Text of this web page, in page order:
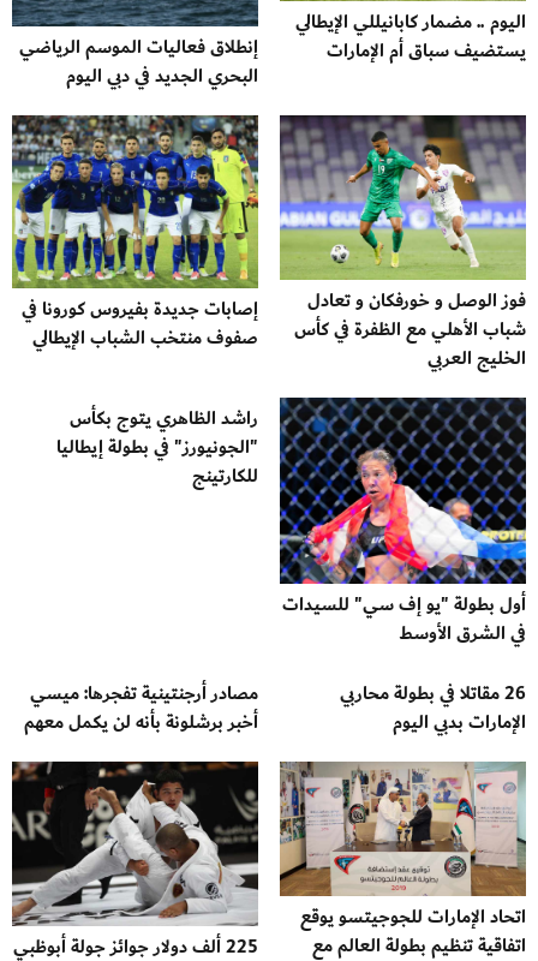
اليوم .. مضمار كابانيللي الإيطالي
يستضيف سباق أم الإمارات
إنطلاق فعاليات الموسم الرياضي
البحري الجديد في دبي اليوم
فوز الوصل و خورفكان و تعادل
شباب الأهلي مع الظفرة في كأس
الخليج العربي
إصابات جديدة بفيروس كورونا في
صفوف منتخب الشباب الإيطالي
أول بطولة "يو إف سي" للسيدات
في الشرق الأوسط
راشد الظاهري يتوج بكأس
"الجونيورز" في بطولة إيطاليا
للكارتينج
26 مقاتلا في بطولة محاربي
الإمارات بدبي اليوم
مصادر أرجنتينية تفجرها: ميسي
أخبر برشلونة بأنه لن يكمل معهم
اتحاد الإمارات للجوجيتسو يوقع
اتفاقية تنظيم بطولة العالم مع
225 ألف دولار جوائز جولة أبوظبي